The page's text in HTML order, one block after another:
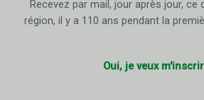
Recevez par mail, jour après jour, ce
région, il y a 110 ans pendant la
Oui, je veux